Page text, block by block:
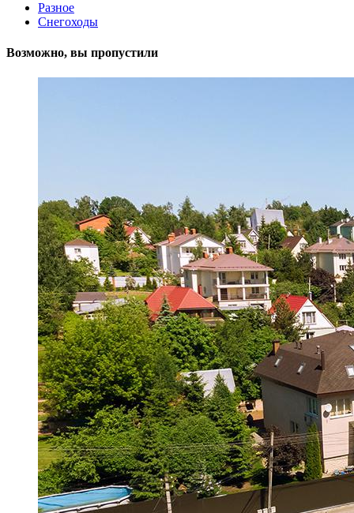
Разное
Снегоходы
Возможно, вы пропустили